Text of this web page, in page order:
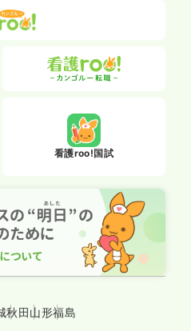
看護roo!国試
秋田山形福島